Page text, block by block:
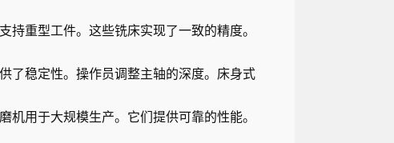
重型工件。这些铣床实现了一致的精度。
了稳定性。操作员调整主轴的深度。床身式
用于大规模生产。它们提供可靠的性能。